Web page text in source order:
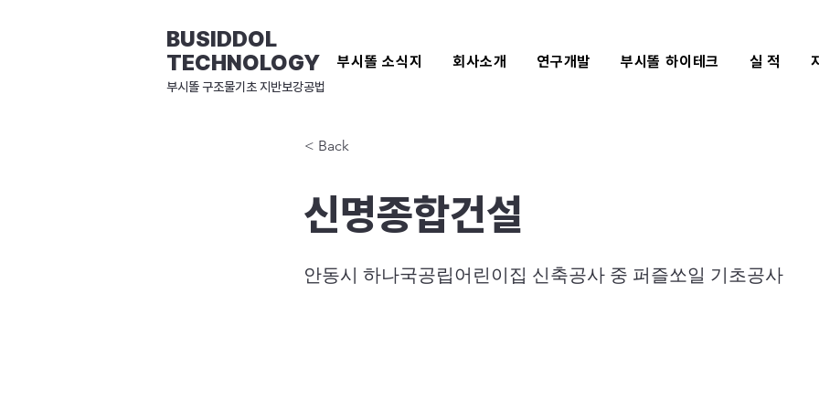
BUSIDDOL
TECHNOLOGY
부시똘 소식지 회사소개 연구개발 부시똘 하이테크 실 적
​부시똘 구조물기초 지반보강공법
< Back
신명종합건설
안동시 하나국공립어린이집 신축공사 중 퍼즐쏘일 기초공사